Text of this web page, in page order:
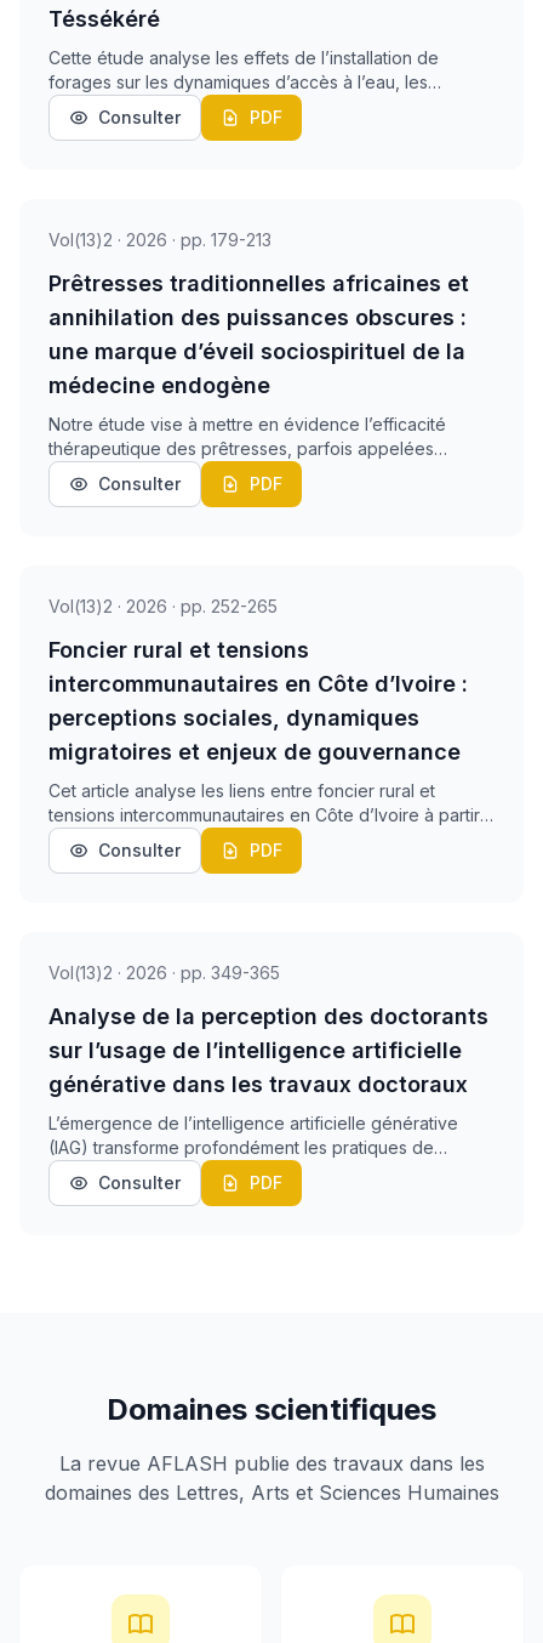
Téssékéré
Cette étude analyse les effets de l’installation de
forages sur les dynamiques d’accès à l’eau, les
pratiques domestiques de stockage et de traitement,
ainsi que la perception de la qualité de l’eau d...
Consulter PDF
Vol(13)2 · 2026 · pp. 179-213
Prêtresses traditionnelles africaines et
annihilation des puissances obscures :
une marque d’éveil sociospirituel de la
médecine endogène
Notre étude vise à mettre en évidence l’efficacité
thérapeutique des prêtresses, parfois appelées
voyantes et/ou guérisseuses, dans la médecine
endogène, considérée comme un vaste domaine de
Consulter PDF
Vol(13)2 · 2026 · pp. 252-265
Foncier rural et tensions
intercommunautaires en Côte d’Ivoire :
perceptions sociales, dynamiques
migratoires et enjeux de gouvernance
Cet article analyse les liens entre foncier rural et
tensions intercommunautaires en Côte d’Ivoire à partir
des perceptions des acteurs locaux. S’inscrivant dans
une approche de pluralisme normatif et...
Consulter PDF
Vol(13)2 · 2026 · pp. 349-365
Analyse de la perception des doctorants
sur l’usage de l’intelligence artificielle
générative dans les travaux doctoraux
L’émergence de l’intelligence artificielle générative
(IAG) transforme profondément les pratiques de
recherche scientifique. Cette étude analyse la
perception des doctorants quant à l’usage de ces tec...
Consulter PDF
Domaines scientifiques
La revue AFLASH publie des travaux dans les
domaines des Lettres, Arts et Sciences Humaines